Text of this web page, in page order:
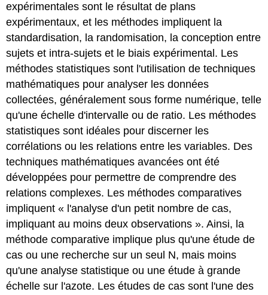
expérimentales sont le résultat de plans
expérimentaux, et les méthodes impliquent la
standardisation, la randomisation, la conception entre
sujets et intra-sujets et le biais expérimental. Les
méthodes statistiques sont l'utilisation de techniques
mathématiques pour analyser les données
collectées, généralement sous forme numérique, telle
qu'une échelle d'intervalle ou de ratio. Les méthodes
statistiques sont idéales pour discerner les
corrélations ou les relations entre les variables. Des
techniques mathématiques avancées ont été
développées pour permettre de comprendre des
relations complexes. Les méthodes comparatives
impliquent « l'analyse d'un petit nombre de cas,
impliquant au moins deux observations ». Ainsi, la
méthode comparative implique plus qu'une étude de
cas ou une recherche sur un seul N, mais moins
qu'une analyse statistique ou une étude à grande
échelle sur l'azote. Les études de cas sont l'une des